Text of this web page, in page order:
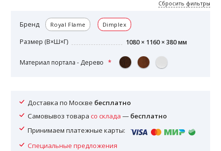
Бренд Royal Flame Dimplex
Размер (В×Ш×Г) 1080 × 1160 × 380 мм
Материал портала - Дерево
Сбросить фильтры
Доставка по Москве бесплатно
Самовывоз товарасо склада — бесплатно
Принимаем платежные карты:
Специальные предложения